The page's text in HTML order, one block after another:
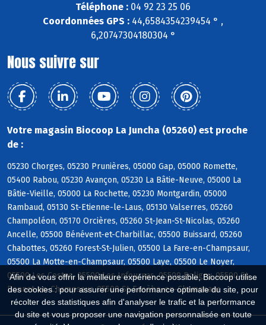
Afin de vous offrir la meilleure expérience possible, Biocoop utilise
des cookies : pour assurer une performance optimale du site, pour
récolter des statistiques afin d'analyser le trafic et la performance
du site et vous proposer une navigation personnalisée en toute
Téléphone : 04 92 23 25 06
Coordonnées GPS : 44,6584354239454 ° ,
6,20747304180304 °
Nous suivre sur
Votre magasin Biocoop La Juncha (05260) est proche
de :
05230 Chorges, 05230 Prunières, 05000 Gap, 05000 Romette,
05400 Rabou, 05230 Avançon, 05230 La Bâtie-Neuve, 05000 La
Bâtie-Vieille, 05000 La Rochette, 05230 Montgardin, 05000
Rambaud, 05130 St-Etienne-le-Laus, 05130 Valserres, 05260
Champoléon, 05170 Orcières, 05260 St-Jean-St-Nicolas, 05260
Ancelle, 05500 Bénévent-et-Charbillac, 05500 Buissard, 05260
Chabottes, 05260 Forest-St-Julien, 05500 La Fare-en-Champsaur,
05500 La Motte-en-Champsaur, 05500 Laye, 05500 Le Noyer,
05500 Les Costes, 05500 Les Infournas, 05500 Poligny, 05500 St-
Bonnet-en-Champsaur, 05500 St-Eusèbe-en-Champsaur